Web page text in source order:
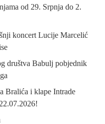
od 29. Srpnja do 2.
koncert Lucije Marcelić
društva Babulj pobjednik
Bralića i klape Intrade